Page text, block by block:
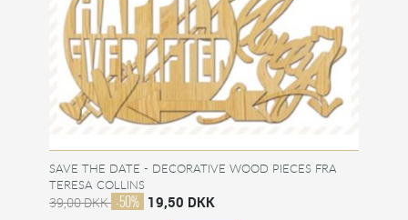
SAVE THE DATE - DECORATIVE WOOD PIECES FRA
TERESA COLLINS
39,00 DKK -50% 19,50 DKK